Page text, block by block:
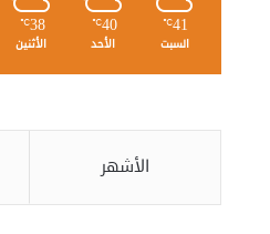
41
℃
السبت
40
℃
الأحد
38
℃
الأثنين
الأشهر